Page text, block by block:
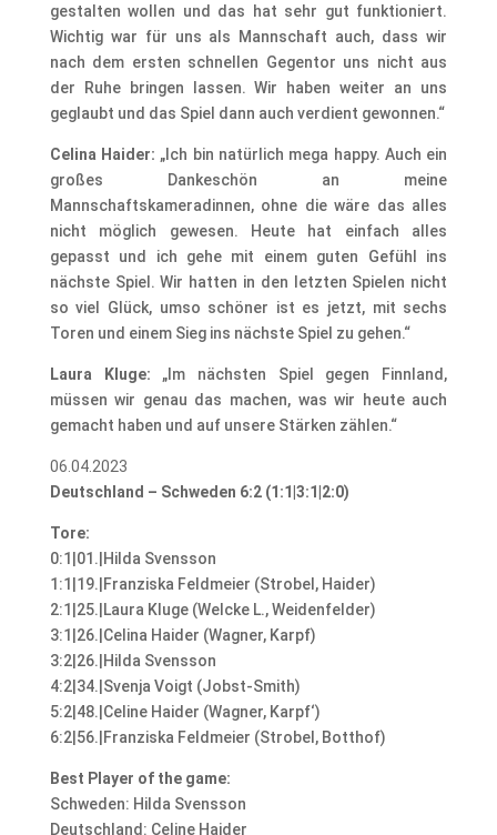
gestalten wollen und das hat sehr gut funktioniert.
Wichtig war für uns als Mannschaft auch, dass wir
nach dem ersten schnellen Gegentor uns nicht aus
der Ruhe bringen lassen. Wir haben weiter an uns
geglaubt und das Spiel dann auch verdient gewonnen.“
Celina Haider: „Ich bin natürlich mega happy. Auch ein
großes Dankeschön an meine
Mannschaftskameradinnen, ohne die wäre das alles
nicht möglich gewesen. Heute hat einfach alles
gepasst und ich gehe mit einem guten Gefühl ins
nächste Spiel. Wir hatten in den letzten Spielen nicht
so viel Glück, umso schöner ist es jetzt, mit sechs
Toren und einem Sieg ins nächste Spiel zu gehen.“
Laura Kluge: „Im nächsten Spiel gegen Finnland,
müssen wir genau das machen, was wir heute auch
gemacht haben und auf unsere Stärken zählen.“
06.04.2023
Deutschland – Schweden 6:2 (1:1|3:1|2:0)
Tore:
0:1|01.|Hilda Svensson
1:1|19.|Franziska Feldmeier (Strobel, Haider)
2:1|25.|Laura Kluge (Welcke L., Weidenfelder)
3:1|26.|Celina Haider (Wagner, Karpf)
3:2|26.|Hilda Svensson
4:2|34.|Svenja Voigt (Jobst-Smith)
5:2|48.|Celine Haider (Wagner, Karpf‘)
6:2|56.|Franziska Feldmeier (Strobel, Botthof)
Best Player of the game:
Schweden: Hilda Svensson
Deutschland: Celine Haider